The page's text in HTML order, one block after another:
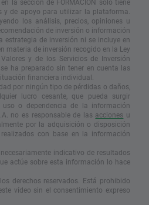
la sección de FORMACIÓN sólo tiene
y de apoyo para utilizar la plataforma.
los análisis, precios, opiniones u
de inversión o información
estrategia de inversión ni se incluye en
materia de inversión recogido en la Ley
y de los Servicios de Inversión
ha preparado sin tener en cuenta las
financiera individual.
por ningún tipo de pérdidas o daños,
lucro cesante, que pueda surgir
o dependencia de la información
no es responsable de las acciones u
por la adquisición o disposición
con base en la información
indicativo de resultados
actúe sobre esta información lo hace
derechos reservados. Está prohibido
vídeo sin el consentimiento expreso